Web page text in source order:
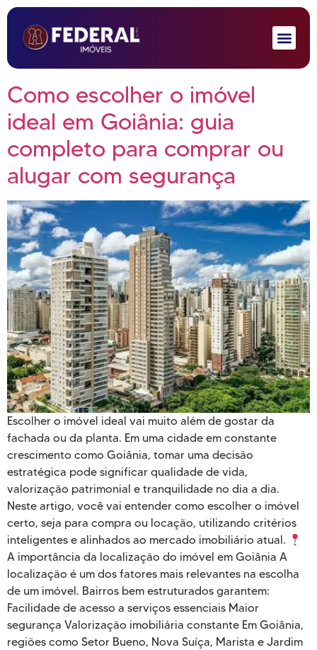
Como escolher o imóvel
ideal em Goiânia: guia
completo para comprar ou
alugar com segurança
Escolher o imóvel ideal vai muito além de gostar da
fachada ou da planta. Em uma cidade em constante
crescimento como Goiânia, tomar uma decisão
estratégica pode significar qualidade de vida,
valorização patrimonial e tranquilidade no dia a dia.
Neste artigo, você vai entender como escolher o imóvel
certo, seja para compra ou locação, utilizando critérios
inteligentes e alinhados ao mercado imobiliário atual.
A importância da localização do imóvel em Goiânia A
localização é um dos fatores mais relevantes na escolha
de um imóvel. Bairros bem estruturados garantem:
Facilidade de acesso a serviços essenciais Maior
segurança Valorização imobiliária constante Em Goiânia,
regiões como Setor Bueno, Nova Suíça, Marista e Jardim